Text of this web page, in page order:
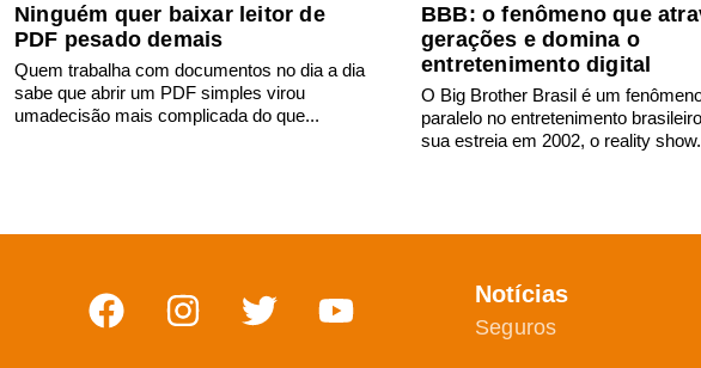
Ninguém quer baixar leitor de
PDF pesado demais
Quem trabalha com documentos no dia a dia
sabe que abrir um PDF simples virou
umadecisão mais complicada do que...
BBB: o fenômeno que
gerações e domina o
entretenimento digital
O Big Brother Brasil é um
paralelo no entretenimento
sua estreia em 2002, o reality
Notícias
Seguros